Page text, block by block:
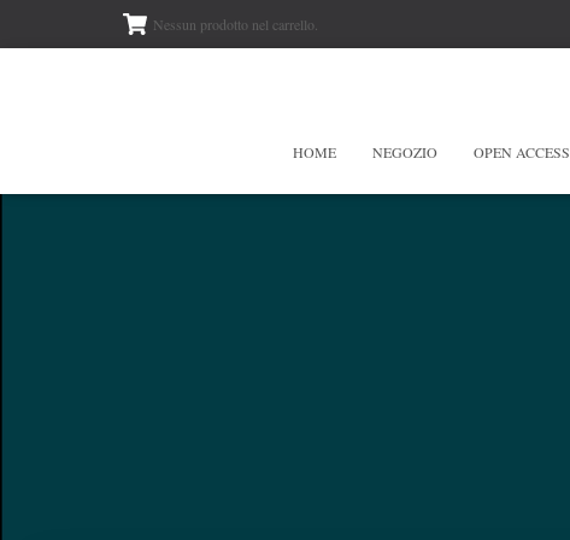
Nessun prodotto nel carrello.
HOME NEGOZIO OPEN ACCESS